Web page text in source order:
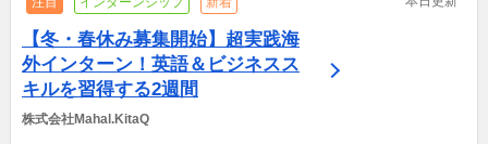
【冬・春休み募集開始】超実践海
外インターン！英語＆ビジネスス
キルを習得する2週間
株式会社Mahal.KitaQ